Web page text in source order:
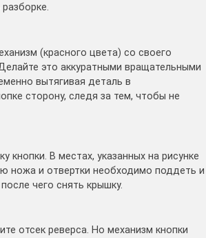
(красного цвета) со своего
это аккуратными вращательными
вытягивая деталь в
сторону, следя за тем, чтобы не
кнопки. В местах, указанных на рисунке
ножа и отвертки необходимо поддеть и
чего снять крышку.
отсек реверса. Но механизм кнопки